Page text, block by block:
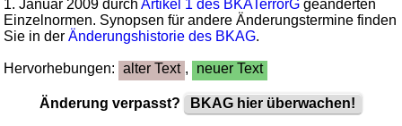
1. Januar 2009 durchArtikel 1 des BKATerrorG geänderten
Einzelnormen. Synopsen für andere Änderungstermine finden
Sie in derÄnderungshistorie des BKAG.
Hervorhebungen: alter Text , neuer Text
Änderung verpasst? BKAG hier überwachen!